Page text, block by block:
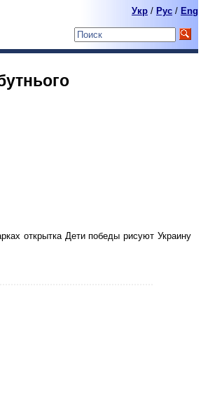
Укр / Pyc / Eng
открытка Дети победы рисуют Украину